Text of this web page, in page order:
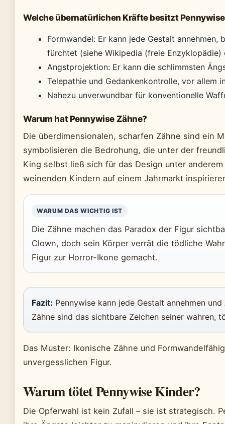
Welche übernatürlichen Kräfte besitzt
Formwandel: Er kann jede Gestalt
fürchtet (siehe Wikipedia (freie Enzyklopädie)
Angstprojektion: Er kann die schlimmsten
Telepathie und Gedankenkontrolle, vor allem
Nahezu unverwundbar für konventionelle
Warum hat Pennywise Zähne?
Die überdimensionalen, scharfen Zähne sind ein
symbolisieren die Bedrohung, die unter der
King selbst ließ sich für das Design unter
weinenden Kindern auf einem Jahrmarkt
WARUM DAS WICHTIG IST
Die Zähne machen das Paradox der Figur
Clown, doch sein Körper verrät die tödliche
Figur zur Horror-Ikone gemacht.
Fazit: Pennywise kann jede Gestalt annehmen
Zähne sind das sichtbare Zeichen seiner wahren,
Das Muster: Ikonische Zähne und
unvergesslichen Figur.
Warum tötet Pennywise Kinder?
Die Opferwahl ist kein Zufall – sie ist strategisch.